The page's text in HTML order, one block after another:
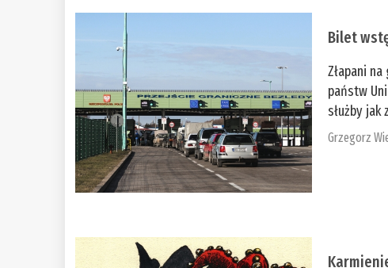
Bilet
Złapani
państw
służby jak
Grzegorz